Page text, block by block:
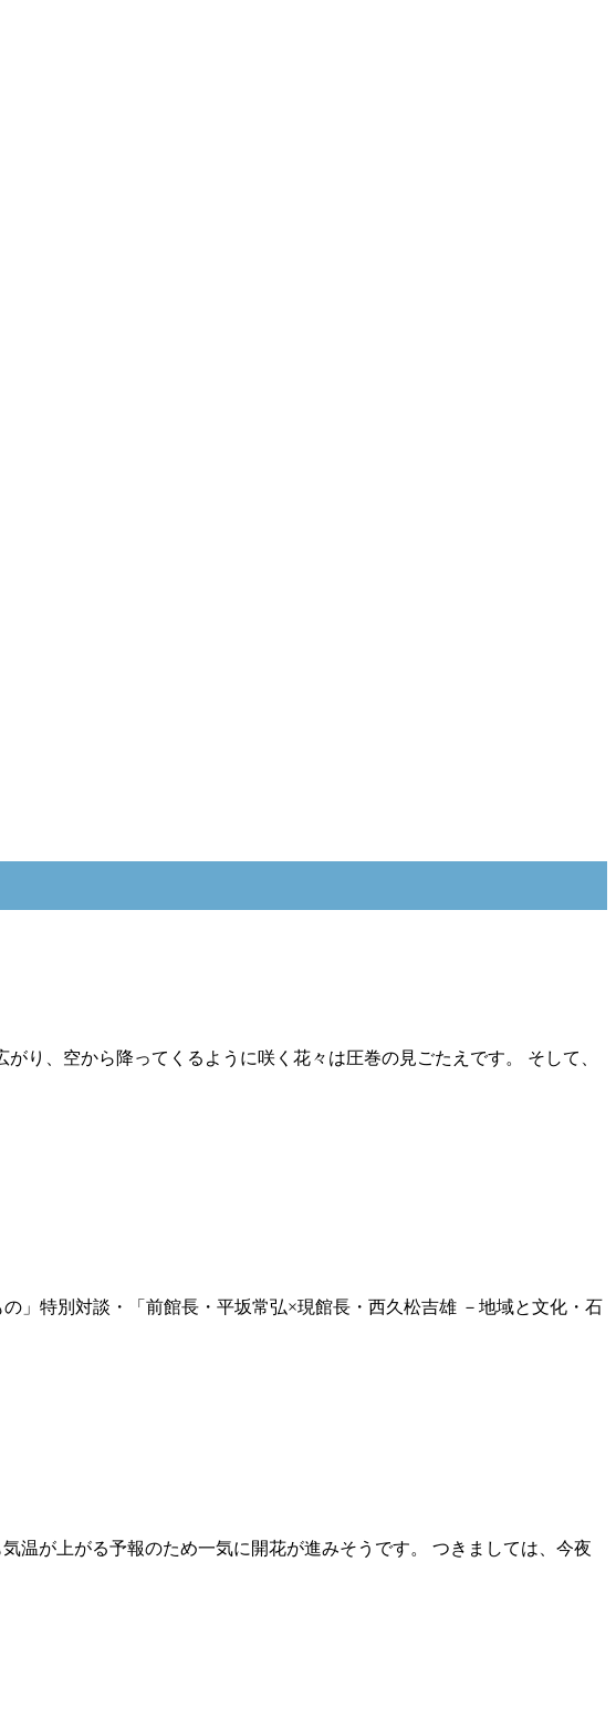
り、空から降ってくるように咲く花々は圧巻の見ごたえです。 そして、
」特別対談・「前館長・平坂常弘×現館長・西久松吉雄 －地域と文化・石
温が上がる予報のため一気に開花が進みそうです。 つきましては、今夜